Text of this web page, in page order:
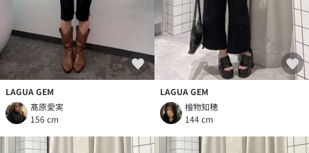
LAGUA GEM
髙原愛実
156 cm
LAGUA GEM
檜物知穂
144 cm